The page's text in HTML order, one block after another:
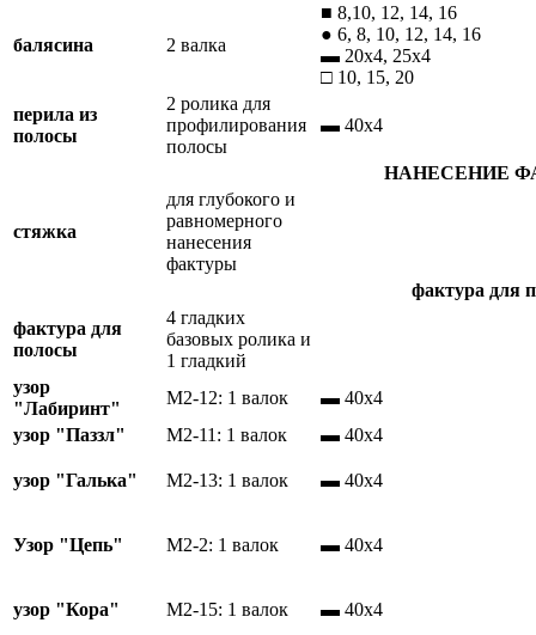
балясина 2 валка
■ 8,10, 12, 14, 16
● 6, 8, 10, 12, 14, 16
▬ 20х4, 25х4
□ 10, 15, 20
перила из
полосы
2 ролика для
профилирования
полосы
▬ 40х4
НАНЕСЕНИЕ
стяжка
для глубокого и
равномерного
нанесения
фактуры
фактура для
фактура для
полосы
4 гладких
базовых ролика и
1 гладкий
узор
"Лабиринт"
М2-12: 1 валок
▬ 40х4
узор "Паззл"
М2-11: 1 валок ▬ 40х4
узор "Галька" М2-13: 1 валок ▬ 40х4
Узор "Цепь" М2-2: 1 валок ▬ 40х4
узор "Кора" М2-15: 1 валок ▬ 40х4